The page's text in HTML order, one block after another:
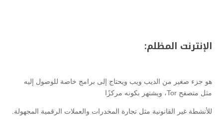
الإنترنت المظلم:
هو جزء صغير من الديب ويب ويحتاج إلى برامج خاصة للوصول إليه
مثل متصفح Tor، ويشتهر بكونه مركزًا
للأنشطة غير القانونية مثل تجارة المخدرات والعملات الرقمية المجهولة.